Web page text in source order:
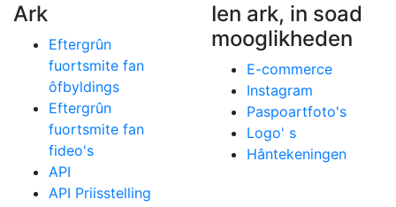
Ark
Eftergrûn
fuortsmite fan
ôfbyldings
Eftergrûn
fuortsmite fan
fideo's
API
API Priisstelling
Ien ark, in soad
mooglikheden
E-commerce
Instagram
Paspoartfoto's
Logo' s
Hântekeningen